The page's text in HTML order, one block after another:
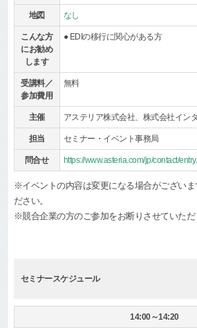
地図 なし
こんな方
にお勧め
します
● EDIの移行に関心がある方
受講料／
参加費用
無料
主催 アステリア株式会社、株式会社イン
担当 セミナー・イベント事務局
問合せ https://www.asteria.com/jp/contact/
※イベントの内容は変更になる場合がございま
ださい。
※競合企業の方のご参加をお断りさせていただ
セミナースケジュール
14:00～14:20